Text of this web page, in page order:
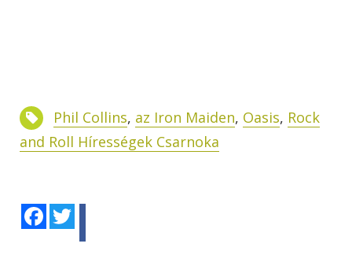
Phil Collins, az Iron Maiden, Oasis, Rock
and Roll Hírességek Csarnoka
Facebook